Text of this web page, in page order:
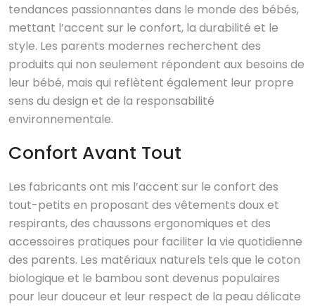
tendances passionnantes dans le monde des bébés,
mettant l’accent sur le confort, la durabilité et le
style. Les parents modernes recherchent des
produits qui non seulement répondent aux besoins de
leur bébé, mais qui reflètent également leur propre
sens du design et de la responsabilité
environnementale.
Confort Avant Tout
Les fabricants ont mis l’accent sur le confort des
tout-petits en proposant des vêtements doux et
respirants, des chaussons ergonomiques et des
accessoires pratiques pour faciliter la vie quotidienne
des parents. Les matériaux naturels tels que le coton
biologique et le bambou sont devenus populaires
pour leur douceur et leur respect de la peau délicate